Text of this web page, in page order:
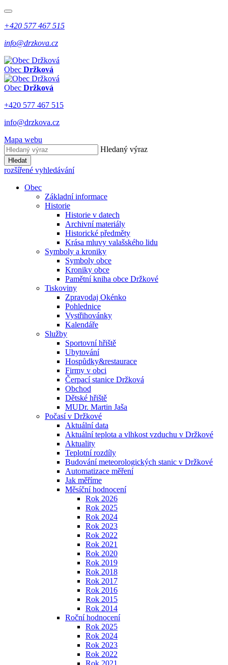
+420 577 467 515
info@drzkova.cz
Obec Držková
Obec Držková
+420 577 467 515
info@drzkova.cz
Mapa webu
Hledaný výraz
Hledat
rozšířené vyhledávání
Obec
Základní informace
Historie
Historie v datech
Archivní materiály
Historické předměty
Krása mluvy valašského lidu
Symboly a kroniky
Symboly obce
Kroniky obce
Pamětní kniha obce Držkové
Tiskoviny
Zpravodaj Okénko
Pohlednice
Vystřihovánky
Kalendáře
Služby
Sportovní hřiště
Ubytování
Hospůdky&restaurace
Firmy v obci
Čerpací stanice Držková
Obchod
Dětské hřiště
MUDr. Martin Jaša
Počasí v Držkové
Aktuální data
Aktuální teplota a vlhkost vzduchu v Držkové
Aktuality
Teplotní rozdíly
Budování meteorologických stanic v Držkové
Automatizace měření
Jak měříme
Měsíční hodnocení
Rok 2026
Rok 2025
Rok 2024
Rok 2023
Rok 2022
Rok 2021
Rok 2020
Rok 2019
Rok 2018
Rok 2017
Rok 2016
Rok 2015
Rok 2014
Roční hodnocení
Rok 2025
Rok 2024
Rok 2023
Rok 2022
Rok 2021